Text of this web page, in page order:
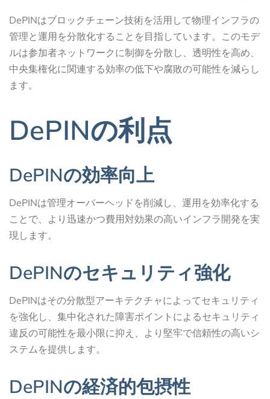
DePINはブロックチェーン技術を活用して物理インフラの
管理と運用を分散化することを目指しています。このモデ
ルは参加者ネットワークに制御を分散し、透明性を高め、
中央集権化に関連する効率の低下や腐敗の可能性を減らし
ます。
DePINの利点
DePINの効率向上
DePINは管理オーバーヘッドを削減し、運用を効率化する
ことで、より迅速かつ費用対効果の高いインフラ開発を実
現します。
DePINのセキュリティ強化
DePINはその分散型アーキテクチャによってセキュリティ
を強化し、集中化された障害ポイントによるセキュリティ
違反の可能性を最小限に抑え、より堅牢で信頼性の高いシ
ステムを提供します。
DePINの経済的包摂性